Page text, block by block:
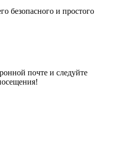
безопасного и простого
почте и следуйте